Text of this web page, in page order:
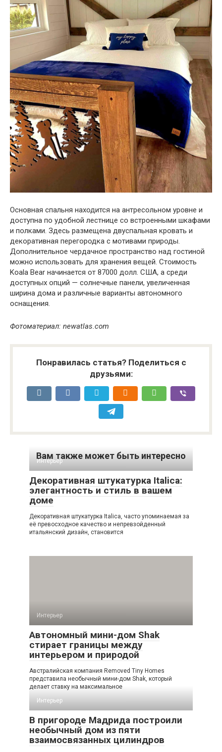
Основная спальня находится на антресольном уровне и
доступна по удобной лестнице со встроенными шкафами
и полками. Здесь размещена двуспальная кровать и
декоративная перегородка с мотивами природы.
Дополнительное чердачное пространство над гостиной
можно использовать для хранения вещей. Стоимость
Koala Bear начинается от 87000 долл. США, а среди
доступных опций — солнечные панели, увеличенная
ширина дома и различные варианты автономного
оснащения.
Фотоматериал: newatlas.com
Понравилась статья? Поделиться с
друзьями:
Вам также может быть интересно
Интерьер
Декоративная штукатурка Italica:
элегантность и стиль в вашем
доме
Декоративная штукатурка Italica, часто упоминаемая за
её превосходное качество и непревзойденный
итальянский дизайн, становится
Интерьер
Автономный мини-дом Shak
стирает границы между
интерьером и природой
Австралийская компания Removed Tiny Homes
представила необычный мини-дом Shak, который
делает ставку на максимальное
Интерьер
В пригороде Мадрида построили
необычный дом из пяти
взаимосвязанных цилиндров